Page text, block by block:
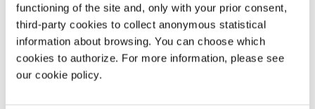
functioning of the site and, only with your prior consent,
third-party cookies to collect anonymous statistical
information about browsing. You can choose which
cookies to authorize. For more information, please see
our cookie policy.
CONDIVIDI SU